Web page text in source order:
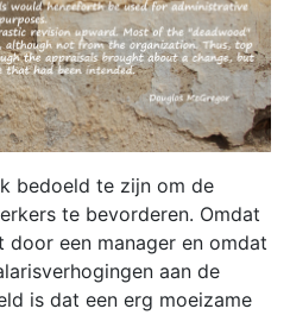
bedoeld te zijn om de
te bevorderen. Omdat
een manager en omdat
aan de
is dat een erg moeizame